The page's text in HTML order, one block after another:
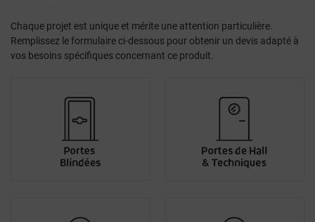
Chaque projet est unique et mérite une attention particulière.
Remplissez le formulaire ci-dessous pour obtenir un devis adapté à
vos besoins spécifiques concernant ce produit.